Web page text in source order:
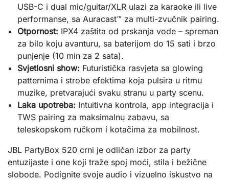
USB-C i dual mic/guitar/XLR ulazi za karaoke ili live
performanse, sa Auracast™ za multi-zvučnik pairing.
Otpornost: IPX4 zaštita od prskanja vode – spreman
za bilo koju avanturu, sa baterijom do 15 sati i brzo
punjenje (10 min za 2 sata).
Svjetlosni show: Futuristička rasvjeta sa glowing
patternima i strobe efektima koja pulsira u ritmu
muzike, pretvarajući svaku stranu u party scenu.
Laka upotreba: Intuitivna kontrola, app integracija i
TWS pairing za maksimalnu zabavu, sa
teleskopskom ručkom i kotačima za mobilnost.
JBL PartyBox 520 crni je odličan izbor za party
entuzijaste i one koji traže spoj moći, stila i bežične
slobode. Podignite svoje audio i vizuelno iskustvo na